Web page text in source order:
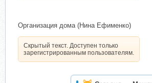
Организация дома (Нина Ефименко)
Скрытый текст. Доступен только
зарегистрированным пользователям.